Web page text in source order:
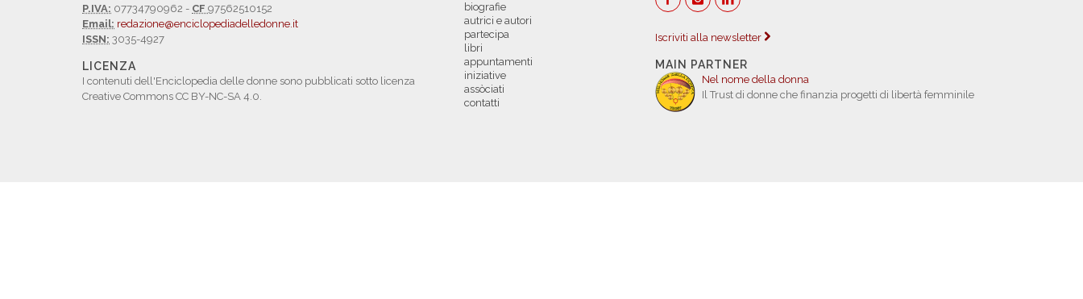
P.IVA: 07734790962 - CF 97562510152
Email: redazione@enciclopediadelledonne.it
ISSN: 3035-4927
LICENZA
I contenuti dell'Enciclopedia delle donne sono pubblicati sotto licenza
Creative Commons CC BY-NC-SA 4.0.
biografie
autrici e autori
partecipa
libri
appuntamenti
iniziative
assòciati
contatti
Iscriviti alla newsletter
MAIN PARTNER
Nel nome della donna
Il Trust di donne che finanzia progetti di libertà femminile